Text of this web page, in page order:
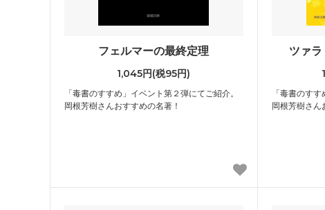
フェルマーの最終定理
1,045円(税95円)
「毒書のすすめ」イベント第２弾にてご紹介。
岡根芳樹さんおすすめの名著！
ツァ
「毒書のす
岡根芳樹さん